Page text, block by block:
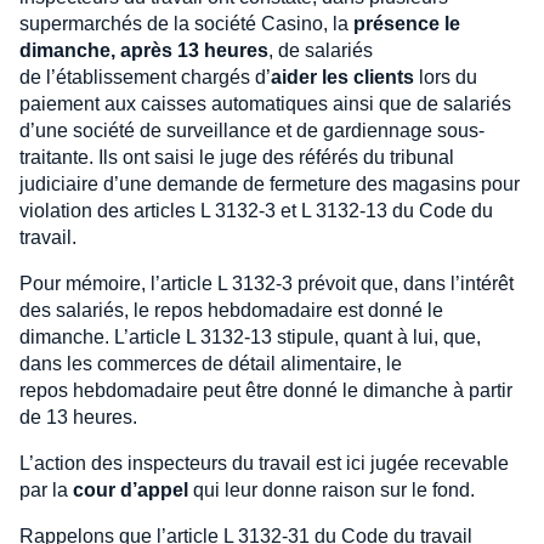
supermarchés de la société Casino, la présence le
dimanche, après 13 heures, de salariés
de l’établissement chargés d’aider les clients lors du
paiement aux caisses automatiques ainsi que de salariés
d’une société de surveillance et de gardiennage sous-
traitante. Ils ont saisi le juge des référés du tribunal
judiciaire d’une demande de fermeture des magasins pour
violation des articles L 3132-3 et L 3132-13 du Code du
travail.
Pour mémoire, l’article L 3132-3 prévoit que, dans l’intérêt
des salariés, le repos hebdomadaire est donné le
dimanche. L’article L 3132-13 stipule, quant à lui, que,
dans les commerces de détail alimentaire, le
repos hebdomadaire peut être donné le dimanche à partir
de 13 heures.
L’action des inspecteurs du travail est ici jugée recevable
par la cour d’appel qui leur donne raison sur le fond.
Rappelons que l’article L 3132-31 du Code du travail